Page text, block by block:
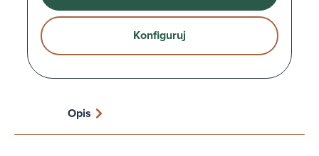
Konfiguruj
Opis